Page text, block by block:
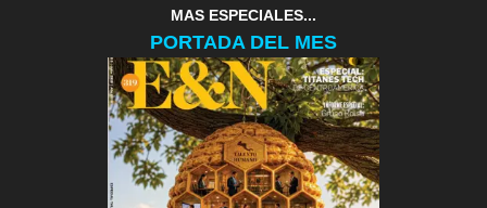
MAS ESPECIALES...
PORTADA DEL MES